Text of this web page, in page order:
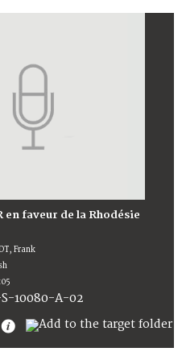
en faveur de la Rhodésie
Frank
10080-A-02